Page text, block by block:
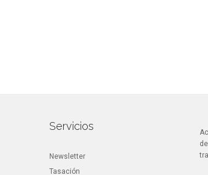
Servicios
Newsletter
Tasación